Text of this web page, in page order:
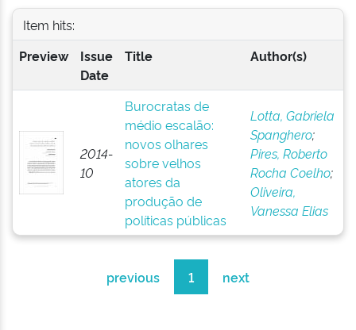
Item hits:
Preview
Issue
Date
Title Author(s)
2014-
10
Burocratas de
médio escalão:
novos olhares
sobre velhos
atores da
produção de
políticas públicas
Lotta, Gabriela
Spanghero;
Pires, Roberto
Rocha Coelho;
Oliveira,
Vanessa Elias
previous 1 next